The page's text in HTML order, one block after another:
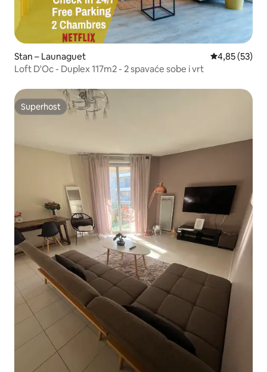
Stan – Launaguet Prosječna
4,85 (53)
Loft D'Oc - Duplex 117m2 - 2 spavaće sobe i vrt
Superhost
Superhost